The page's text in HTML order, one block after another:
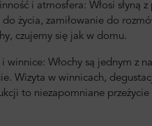
i atmosfera: Włosi słyną
do życia, zamiłowanie do
czujemy się jak w domu.
i winnice: Włochy są jednym z
Wizyta w winnicach,
to niezapomniane przeżycie